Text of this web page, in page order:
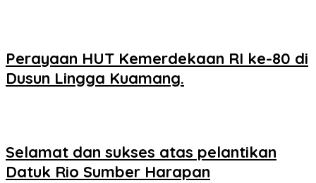
Perayaan HUT Kemerdekaan RI ke-80 di
Dusun Lingga Kuamang.
Selamat dan sukses atas pelantikan
Datuk Rio Sumber Harapan